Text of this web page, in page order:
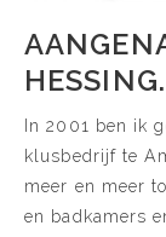
HESSING.
In 2001 ben ik
klusbedrijf te
meer en meer
en badkamers